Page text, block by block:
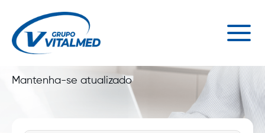
NOTÍCIAS VITALMED
Mantenha-se atualizado